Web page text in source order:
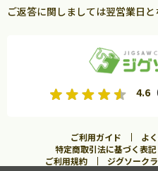
ご返答に関しましては翌営業日と
4.6
ご利用ガイド よ
特定商取引法に基づく表記
ご利用規約
ジグソーク